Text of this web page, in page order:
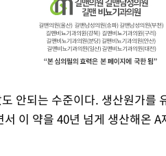
안되는 수준이다. 생산원가를
이 약을 40년 넘게 생산해온 A